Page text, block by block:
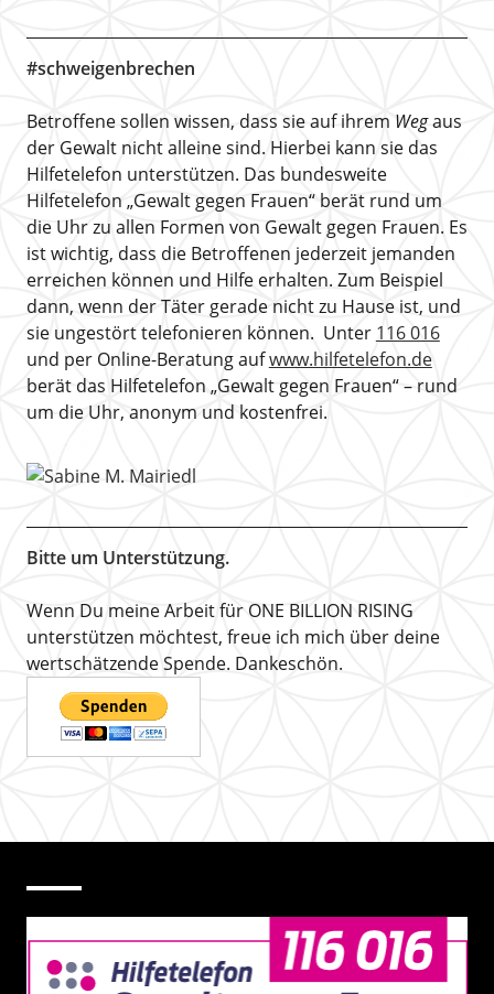
#schweigenbrechen
Betroffene sollen wissen, dass sie auf ihrem Wegaus
der Gewalt nicht alleine sind. Hierbei kann sie das
Hilfetelefon unterstützen. Das bundesweite
Hilfetelefon „Gewalt gegen Frauen“ berät rund um
die Uhr zu allen Formen von Gewalt gegen Frauen. Es
ist wichtig, dass die Betroffenen jederzeit jemanden
erreichen können und Hilfe erhalten. Zum Beispiel
dann, wenn der Täter gerade nicht zu Hause ist, und
sie ungestört telefonieren können. Unter 116 016
und per Online-Beratung aufwww.hilfetelefon.de
berät das Hilfetelefon „Gewalt gegen Frauen“ – rund
um die Uhr, anonym und kostenfrei.
Bitte um Unterstützung.
Wenn Du meine Arbeit für ONE BILLION RISING
unterstützen möchtest, freue ich mich über deine
wertschätzende Spende. Dankeschön.